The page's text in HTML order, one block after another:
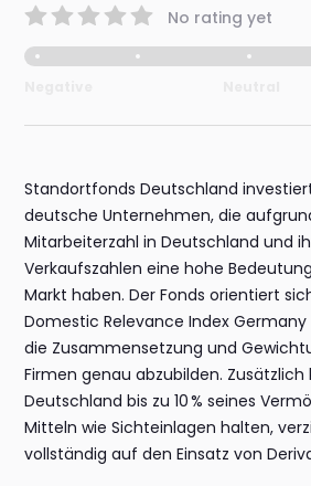
No rating yet
Standortfonds Deutschland
deutsche Unternehmen, die
Mitarbeiterzahl in Deutschland und
Verkaufszahlen eine hohe
Markt haben. Der Fonds orientiert
Domestic Relevance Index
die Zusammensetzung und
Firmen genau abzubilden.
Deutschland bis zu 10 % seines
Mitteln wie Sichteinlagen halten,
vollständig auf den Einsatz von